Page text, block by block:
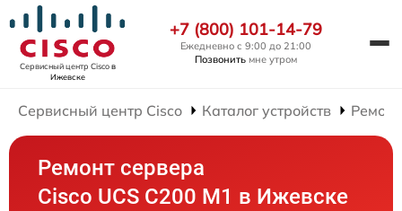
Сервисный центр Ciscoв
Ижевске
+7 (800) 101-14-79
Ежедневно с 9:00 до 21:00
Позвонить мне утром
Сервисный центр Cisco Каталог устройств
Ремонт сервера
Cisco UCS C200 M1 в Ижевске